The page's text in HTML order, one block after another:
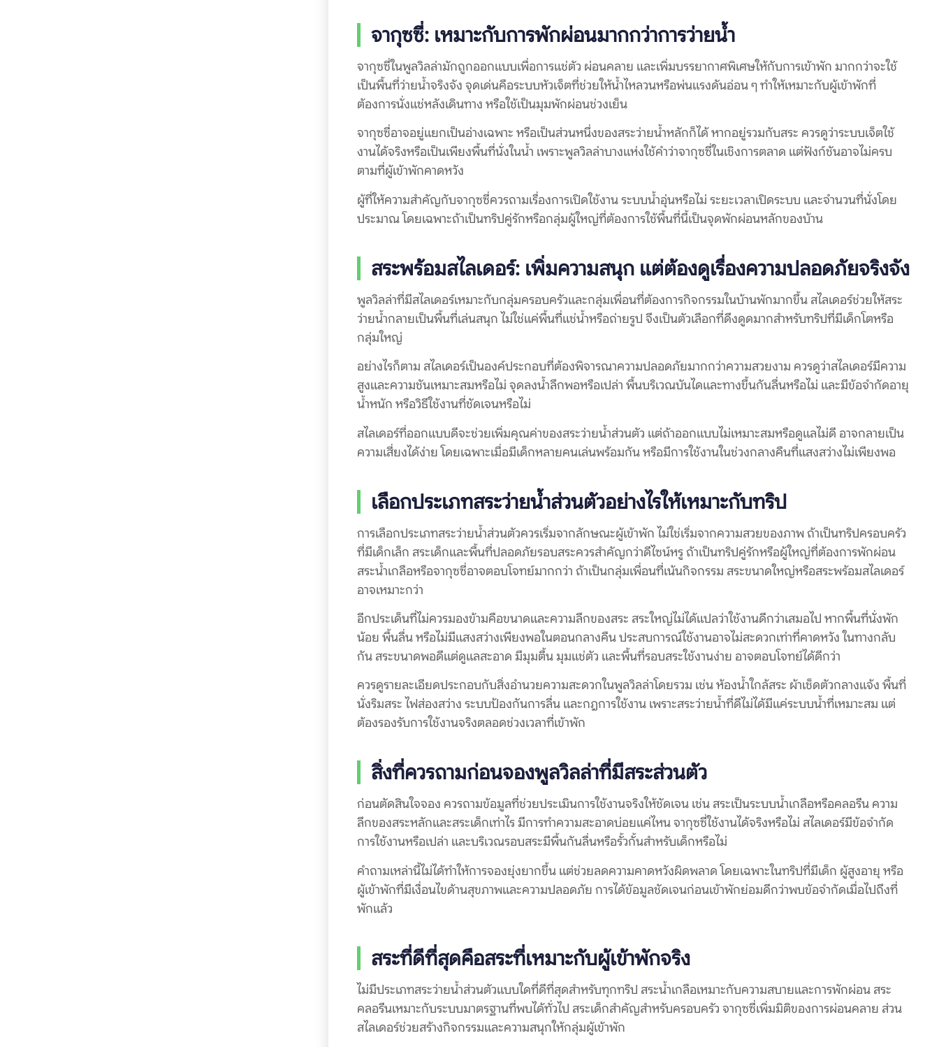
จากุซซี่: เหมาะกับการพักผ่อนมากกว่าการว่ายน้ำ
จากุซซี่ในพูลวิลล่ามักถูกออกแบบเพื่อการแช่ตัว ผ่อนคลาย และเพิ่มบรรยากาศพิเศษให้กับการเข้าพัก มากกว่าจะใช้
เป็นพื้นที่ว่ายน้ำจริงจัง จุดเด่นคือระบบหัวเจ็ตที่ช่วยให้น้ำไหลวนหรือพ่นแรงดันอ่อน ๆ ทำให้เหมาะกับผู้เข้าพักที่
ต้องการนั่งแช่หลังเดินทาง หรือใช้เป็นมุมพักผ่อนช่วงเย็น
จากุซซี่อาจอยู่แยกเป็นอ่างเฉพาะ หรือเป็นส่วนหนึ่งของสระว่ายน้ำหลักก็ได้ หากอยู่รวมกับสระ ควรดูว่าระบบเจ็ตใช้
งานได้จริงหรือเป็นเพียงพื้นที่นั่งในน้ำ เพราะพูลวิลล่าบางแห่งใช้คำว่าจากุซซี่ในเชิงการตลาด แต่ฟังก์ชันอาจไม่ครบ
ตามที่ผู้เข้าพักคาดหวัง
ผู้ที่ให้ความสำคัญกับจากุซซี่ควรถามเรื่องการเปิดใช้งาน ระบบน้ำอุ่นหรือไม่ ระยะเวลาเปิดระบบ และจำนวนที่นั่งโดย
ประมาณ โดยเฉพาะถ้าเป็นทริปคู่รักหรือกลุ่มผู้ใหญ่ที่ต้องการใช้พื้นที่นี้เป็นจุดพักผ่อนหลักของบ้าน
สระพร้อมสไลเดอร์: เพิ่มความสนุก แต่ต้องดูเรื่องความปลอดภัยจริงจัง
พูลวิลล่าที่มีสไลเดอร์เหมาะกับกลุ่มครอบครัวและกลุ่มเพื่อนที่ต้องการกิจกรรมในบ้านพักมากขึ้น สไลเดอร์ช่วยให้สระ
ว่ายน้ำกลายเป็นพื้นที่เล่นสนุก ไม่ใช่แค่พื้นที่แช่น้ำหรือถ่ายรูป จึงเป็นตัวเลือกที่ดึงดูดมากสำหรับทริปที่มีเด็กโตหรือ
กลุ่มใหญ่
อย่างไรก็ตาม สไลเดอร์เป็นองค์ประกอบที่ต้องพิจารณาความปลอดภัยมากกว่าความสวยงาม ควรดูว่าสไลเดอร์มีความ
สูงและความชันเหมาะสมหรือไม่ จุดลงน้ำลึกพอหรือเปล่า พื้นบริเวณบันไดและทางขึ้นกันลื่นหรือไม่ และมีข้อจำกัดอายุ
น้ำหนัก หรือวิธีใช้งานที่ชัดเจนหรือไม่
สไลเดอร์ที่ออกแบบดีจะช่วยเพิ่มคุณค่าของสระว่ายน้ำส่วนตัว แต่ถ้าออกแบบไม่เหมาะสมหรือดูแลไม่ดี อาจกลายเป็น
ความเสี่ยงได้ง่าย โดยเฉพาะเมื่อมีเด็กหลายคนเล่นพร้อมกัน หรือมีการใช้งานในช่วงกลางคืนที่แสงสว่างไม่เพียงพอ
เลือกประเภทสระว่ายน้ำส่วนตัวอย่างไรให้เหมาะกับทริป
การเลือกประเภทสระว่ายน้ำส่วนตัวควรเริ่มจากลักษณะผู้เข้าพัก ไม่ใช่เริ่มจากความสวยของภาพ ถ้าเป็นทริปครอบครัว
ที่มีเด็กเล็ก สระเด็กและพื้นที่ปลอดภัยรอบสระควรสำคัญกว่าดีไซน์หรู ถ้าเป็นทริปคู่รักหรือผู้ใหญ่ที่ต้องการพักผ่อน
สระน้ำเกลือหรือจากุซซี่อาจตอบโจทย์มากกว่า ถ้าเป็นกลุ่มเพื่อนที่เน้นกิจกรรม สระขนาดใหญ่หรือสระพร้อมสไลเดอร์
อาจเหมาะกว่า
อีกประเด็นที่ไม่ควรมองข้ามคือขนาดและความลึกของสระ สระใหญ่ไม่ได้แปลว่าใช้งานดีกว่าเสมอไป หากพื้นที่นั่งพัก
น้อย พื้นลื่น หรือไม่มีแสงสว่างเพียงพอในตอนกลางคืน ประสบการณ์ใช้งานอาจไม่สะดวกเท่าที่คาดหวัง ในทางกลับ
กัน สระขนาดพอดีแต่ดูแลสะอาด มีมุมตื้น มุมแช่ตัว และพื้นที่รอบสระใช้งานง่าย อาจตอบโจทย์ได้ดีกว่า
ควรดูรายละเอียดประกอบกับสิ่งอำนวยความสะดวกในพูลวิลล่าโดยรวม เช่น ห้องน้ำใกล้สระ ผ้าเช็ดตัวกลางแจ้ง พื้นที่
นั่งริมสระ ไฟส่องสว่าง ระบบป้องกันการลื่น และกฎการใช้งาน เพราะสระว่ายน้ำที่ดีไม่ได้มีแค่ระบบน้ำที่เหมาะสม แต่
ต้องรองรับการใช้งานจริงตลอดช่วงเวลาที่เข้าพัก
สิ่งที่ควรถามก่อนจองพูลวิลล่าที่มีสระส่วนตัว
ก่อนตัดสินใจจอง ควรถามข้อมูลที่ช่วยประเมินการใช้งานจริงให้ชัดเจน เช่น สระเป็นระบบน้ำเกลือหรือคลอรีน ความ
ลึกของสระหลักและสระเด็กเท่าไร มีการทำความสะอาดบ่อยแค่ไหน จากุซซี่ใช้งานได้จริงหรือไม่ สไลเดอร์มีข้อจำกัด
การใช้งานหรือเปล่า และบริเวณรอบสระมีพื้นกันลื่นหรือรั้วกั้นสำหรับเด็กหรือไม่
คำถามเหล่านี้ไม่ได้ทำให้การจองยุ่งยากขึ้น แต่ช่วยลดความคาดหวังผิดพลาด โดยเฉพาะในทริปที่มีเด็ก ผู้สูงอายุ หรือ
ผู้เข้าพักที่มีเงื่อนไขด้านสุขภาพและความปลอดภัย การได้ข้อมูลชัดเจนก่อนเข้าพักย่อมดีกว่าพบข้อจำกัดเมื่อไปถึงที่
พักแล้ว
สระที่ดีที่สุดคือสระที่เหมาะกับผู้เข้าพักจริง
ไม่มีประเภทสระว่ายน้ำส่วนตัวแบบใดที่ดีที่สุดสำหรับทุกทริป สระน้ำเกลือเหมาะกับความสบายและการพักผ่อน สระ
คลอรีนเหมาะกับระบบมาตรฐานที่พบได้ทั่วไป สระเด็กสำคัญสำหรับครอบครัว จากุซซี่เพิ่มมิติของการผ่อนคลาย ส่วน
สไลเดอร์ช่วยสร้างกิจกรรมและความสนุกให้กลุ่มผู้เข้าพัก